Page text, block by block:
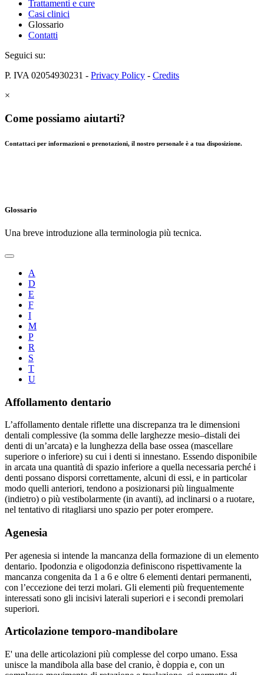
Trattamenti e cure
Casi clinici
Glossario
Contatti
Seguici su:
P. IVA 02054930231 - Privacy Policy - Credits
×
Come possiamo aiutarti?
Contattaci per informazioni o prenotazioni, il nostro personale è a tua disposizione.
Glossario
Una breve introduzione alla terminologia più tecnica.
A
D
E
F
I
M
P
R
S
T
U
Affollamento dentario
L’affollamento dentale riflette una discrepanza tra le dimensioni
dentali complessive (la somma delle larghezze mesio–distali dei
denti di un’arcata) e la lunghezza della base ossea (mascellare
superiore o inferiore) su cui i denti si innestano. Essendo disponibile
in arcata una quantità di spazio inferiore a quella necessaria perché i
denti possano disporsi correttamente, alcuni di essi, e in particolar
modo quelli anteriori, tendono a posizionarsi più lingualmente
(indietro) o più vestibolarmente (in avanti), ad inclinarsi o a ruotare,
nel tentativo di ritagliarsi uno spazio per poter erompere.
Agenesia
Per agenesia si intende la mancanza della formazione di un elemento
dentario. Ipodonzia e oligodonzia definiscono rispettivamente la
mancanza congenita da 1 a 6 e oltre 6 elementi dentari permanenti,
con l’eccezione dei terzi molari. Gli elementi più frequentemente
interessati sono gli incisivi laterali superiori e i secondi premolari
superiori.
Articolazione temporo-mandibolare
E' una delle articolazioni più complesse del corpo umano. Essa
unisce la mandibola alla base del cranio, è doppia e, con un